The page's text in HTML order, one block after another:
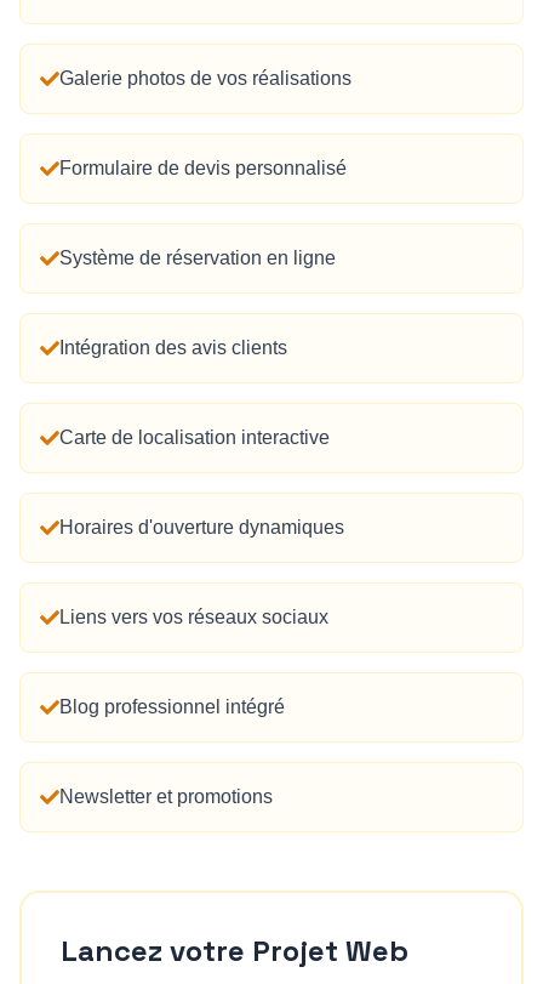
Galerie photos de vos réalisations
Formulaire de devis personnalisé
Système de réservation en ligne
Intégration des avis clients
Carte de localisation interactive
Horaires d'ouverture dynamiques
Liens vers vos réseaux sociaux
Blog professionnel intégré
Newsletter et promotions
Lancez votre Projet Web